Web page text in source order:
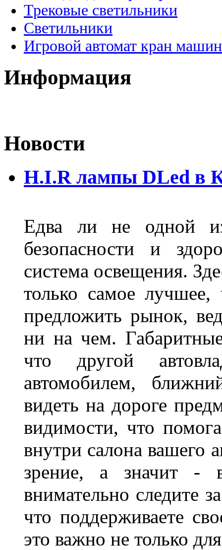
Трековые светильники
Светильники
Игровой автомат кран
Информация
Новости
H.I.R лампы DLed в
Едва ли не одной
безопасности и
система освещения.
только самое
предложить рынок,
ни на чем.
что другой
автомобилем,
видеть на дороге
видимости, что
внутри салона вашего
зрение, а значит -
внимательно следите
что поддерживаете
это важно не только